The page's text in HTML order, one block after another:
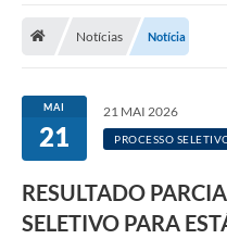
Notícias Notícia
MAI
21
21 MAI 2026
PROCESSO
RESULTADO
SELETIVO PARA